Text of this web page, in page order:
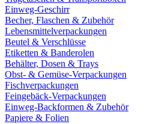
Einweg-Geschirr
Becher, Flaschen & Zubehör
Lebensmittelverpackungen
Beutel & Verschlüsse
Etiketten & Banderolen
Behälter, Dosen & Trays
Obst- & Gemüse-Verpackungen
Fischverpackungen
Feingebäck-Verpackungen
Einweg-Backformen & Zubehör
Papiere & Folien